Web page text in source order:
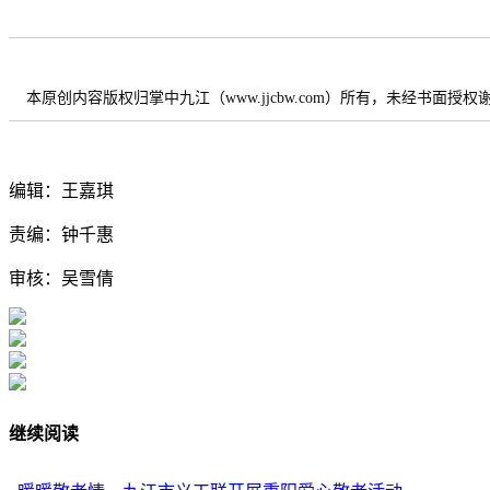
本原创内容版权归掌中九江（www.jjcbw.com）所有，未经书面授权
编辑：王嘉琪
责编：钟千惠
审核：吴雪倩
继续阅读